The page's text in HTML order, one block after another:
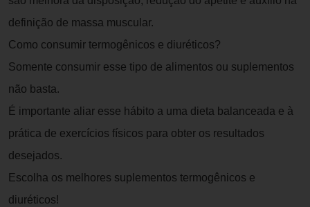
definição de massa muscular.
Como consumir termogênicos e diuréticos?
Somente consumir esse tipo de alimentos ou suplementos
não basta.
É importante aliar esse hábito a uma dieta balanceada e à
prática de exercícios físicos para obter os resultados
desejados.
Escolha os melhores suplementos termogênicos e
diuréticos!